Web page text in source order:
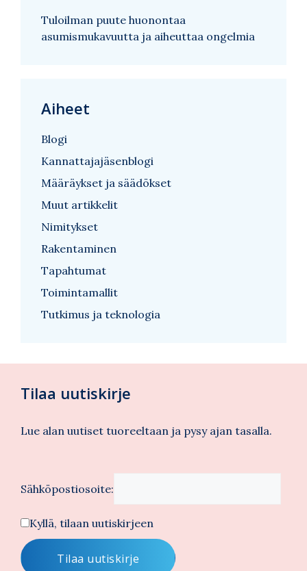
Tuloilman puute huonontaa
asumismukavuutta ja aiheuttaa ongelmia
Aiheet
Blogi
Kannattajajäsenblogi
Määräykset ja säädökset
Muut artikkelit
Nimitykset
Rakentaminen
Tapahtumat
Toimintamallit
Tutkimus ja teknologia
Tilaa uutiskirje
Lue alan uutiset tuoreeltaan ja pysy ajan tasalla.
Sähköpostiosoite:
Kyllä, tilaan uutiskirjeen